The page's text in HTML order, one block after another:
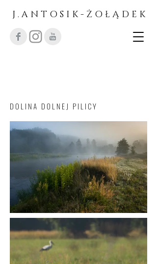
J . A N T O S I K - Ż O Ł Ą D E K
D O L I N A D O L N E J P I L I C Y